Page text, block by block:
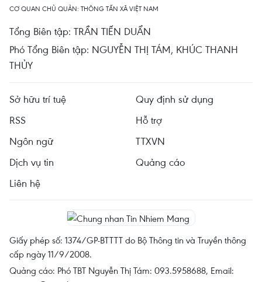
CƠ QUAN CHỦ QUẢN: THÔNG TẤN XÃ VIỆT NAM
Tổng Biên tập: TRẦN TIẾN DUẨN
Phó Tổng Biên tập: NGUYỄN THỊ TÁM, KHÚC THANH
THỦY
Sở hữu trí tuệ
Quy định sử dụng
RSS
Hỗ trợ
Ngôn ngữ
TTXVN
Dịch vụ tin
Quảng cáo
Liên hệ
Giấy phép số: 1374/GP-BTTTT do Bộ Thông tin và Truyền thông
cấp ngày 11/9/2008.
Quảng cáo: Phó TBT Nguyễn Thị Tám: 093.5958688, Email: